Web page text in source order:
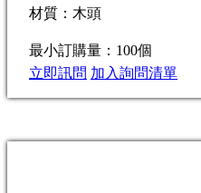
材質：木頭
最小訂購量：100個
立即訊問 加入詢問清單